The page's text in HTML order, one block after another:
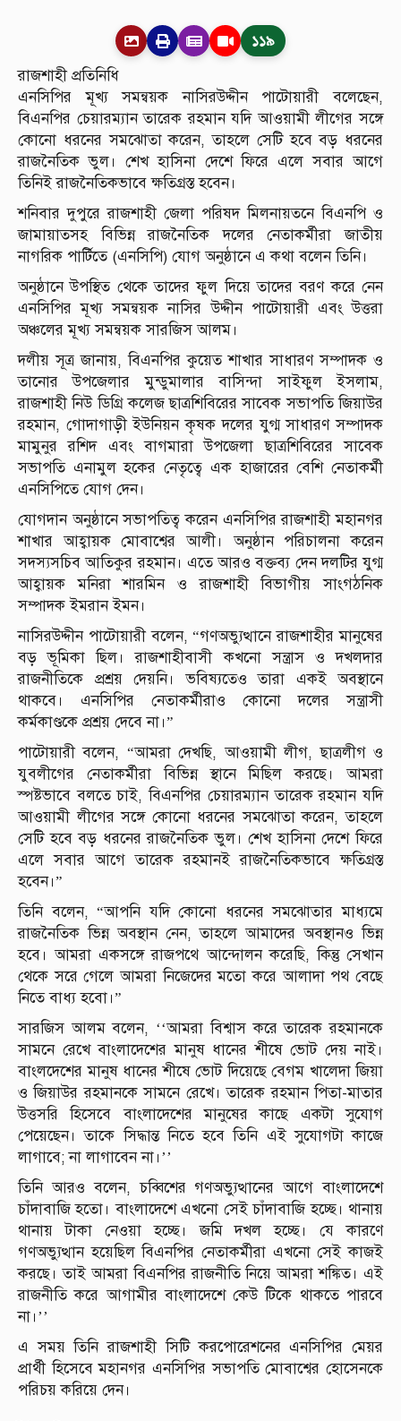
১১৯
রাজশাহী প্রতিনিধি
এনসিপির মূখ্য সমন্বয়ক নাসিরউদ্দীন পাটোয়ারী বলেছেন,
বিএনপির চেয়ারম্যান তারেক রহমান যদি আওয়ামী লীগের সঙ্গে
কোনো ধরনের সমঝোতা করেন, তাহলে সেটি হবে বড় ধরনের
রাজনৈতিক ভুল। শেখ হাসিনা দেশে ফিরে এলে সবার আগে
তিনিই রাজনৈতিকভাবে ক্ষতিগ্রস্ত হবেন।
শনিবার দুপুরে রাজশাহী জেলা পরিষদ মিলনায়তনে বিএনপি ও
জামায়াতসহ বিভিন্ন রাজনৈতিক দলের নেতাকর্মীরা জাতীয়
নাগরিক পার্টিতে (এনসিপি) যোগ অনুষ্ঠানে এ কথা বলেন তিনি।
অনুষ্ঠানে উপস্থিত থেকে তাদের ফুল দিয়ে তাদের বরণ করে নেন
এনসিপির মূখ্য সমন্বয়ক নাসির উদ্দীন পাটোয়ারী এবং উত্তরা
অঞ্চলের মূখ্য সমন্বয়ক সারজিস আলম।
দলীয় সূত্র জানায়, বিএনপির কুয়েত শাখার সাধারণ সম্পাদক ও
তানোর উপজেলার মুন্ডুমালার বাসিন্দা সাইফুল ইসলাম,
রাজশাহী নিউ ডিগ্রি কলেজ ছাত্রশিবিরের সাবেক সভাপতি জিয়াউর
রহমান, গোদাগাড়ী ইউনিয়ন কৃষক দলের যুগ্ম সাধারণ সম্পাদক
মামুনুর রশিদ এবং বাগমারা উপজেলা ছাত্রশিবিরের সাবেক
সভাপতি এনামুল হকের নেতৃত্বে এক হাজারের বেশি নেতাকর্মী
এনসিপিতে যোগ দেন।
যোগদান অনুষ্ঠানে সভাপতিত্ব করেন এনসিপির রাজশাহী মহানগর
শাখার আহ্বায়ক মোবাশ্বের আলী। অনুষ্ঠান পরিচালনা করেন
সদস্যসচিব আতিকুর রহমান। এতে আরও বক্তব্য দেন দলটির যুগ্ম
আহ্বায়ক মনিরা শারমিন ও রাজশাহী বিভাগীয় সাংগঠনিক
সম্পাদক ইমরান ইমন।
নাসিরউদ্দীন পাটোয়ারী বলেন, “গণঅভ্যুত্থানে রাজশাহীর মানুষের
বড় ভূমিকা ছিল। রাজশাহীবাসী কখনো সন্ত্রাস ও দখলদার
রাজনীতিকে প্রশ্রয় দেয়নি। ভবিষ্যতেও তারা একই অবস্থানে
থাকবে। এনসিপির নেতাকর্মীরাও কোনো দলের সন্ত্রাসী
কর্মকাণ্ডকে প্রশ্রয় দেবে না।”
পাটোয়ারী বলেন, “আমরা দেখছি, আওয়ামী লীগ, ছাত্রলীগ ও
যুবলীগের নেতাকর্মীরা বিভিন্ন স্থানে মিছিল করছে। আমরা
স্পষ্টভাবে বলতে চাই, বিএনপির চেয়ারম্যান তারেক রহমান যদি
আওয়ামী লীগের সঙ্গে কোনো ধরনের সমঝোতা করেন, তাহলে
সেটি হবে বড় ধরনের রাজনৈতিক ভুল। শেখ হাসিনা দেশে ফিরে
এলে সবার আগে তারেক রহমানই রাজনৈতিকভাবে ক্ষতিগ্রস্ত
হবেন।”
তিনি বলেন, “আপনি যদি কোনো ধরনের সমঝোতার মাধ্যমে
রাজনৈতিক ভিন্ন অবস্থান নেন, তাহলে আমাদের অবস্থানও ভিন্ন
হবে। আমরা একসঙ্গে রাজপথে আন্দোলন করেছি, কিন্তু সেখান
থেকে সরে গেলে আমরা নিজেদের মতো করে আলাদা পথ বেছে
নিতে বাধ্য হবো।”
সারজিস আলম বলেন, ‘‘আমরা বিশ্বাস করে তারেক রহমানকে
সামনে রেখে বাংলাদেশের মানুষ ধানের শীষে ভোট দেয় নাই।
বাংলদেশের মানুষ ধানের শীষে ভোট দিয়েছে বেগম খালেদা জিয়া
ও জিয়াউর রহমানকে সামনে রেখে। তারেক রহমান পিতা-মাতার
উত্তসরি হিসেবে বাংলাদেশের মানুষের কাছে একটা সুযোগ
পেয়েছেন। তাকে সিদ্ধান্ত নিতে হবে তিনি এই সুযোগটা কাজে
লাগাবে; না লাগাবেন না।’’
তিনি আরও বলেন, চব্বিশের গণঅভ্যুত্থানের আগে বাংলাদেশে
চাঁদাবাজি হতো। বাংলাদেশে এখনো সেই চাঁদাবাজি হচ্ছে। থানায়
থানায় টাকা নেওয়া হচ্ছে। জমি দখল হচ্ছে। যে কারণে
গণঅভ্যুত্থান হয়েছিল বিএনপির নেতাকর্মীরা এখনো সেই কাজই
করছে। তাই আমরা বিএনপির রাজনীতি নিয়ে আমরা শঙ্কিত। এই
রাজনীতি করে আগামীর বাংলাদেশে কেউ টিকে থাকতে পারবে
না।’’
এ সময় তিনি রাজশাহী সিটি করপোরেশনের এনসিপির মেয়র
প্রার্থী হিসেবে মহানগর এনসিপির সভাপতি মোবাশ্বের হোসেনকে
পরিচয় করিয়ে দেন।